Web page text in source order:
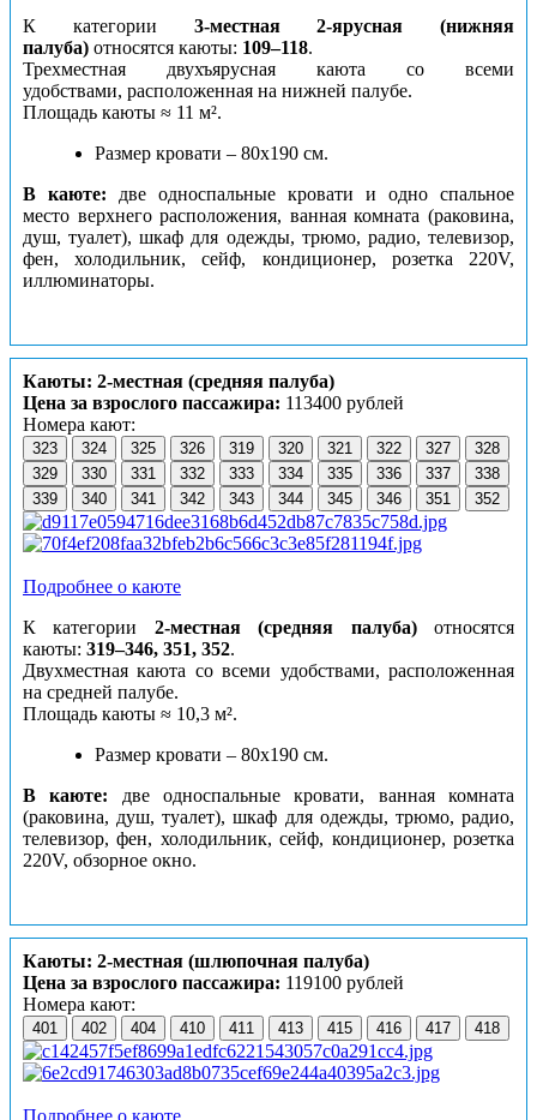
К категории 3-местная 2-ярусная (нижняя
палуба) относятся каюты: 109–118.
Трехместная двухъярусная каюта со всеми
удобствами, расположенная на нижней палубе.
Площадь каюты ≈ 11 м².
Размер кровати – 80х190 см.
В каюте: две односпальные кровати и одно спальное
место верхнего расположения, ванная комната (раковина,
душ, туалет), шкаф для одежды, трюмо, радио, телевизор,
фен, холодильник, сейф, кондиционер, розетка 220V,
иллюминаторы.
Каюты: 2-местная (средняя палуба)
Цена за взрослого пассажира: 113400 рублей
Номера кают:
323 324 325 326 319 320 321 322 327
328
329
330 331 332 333 334 335 336 337
338
339
340 341 342 343 344 345 346 351 352
Подробнее о каюте
К категории 2-местная (средняя палуба)относятся
каюты: 319–346, 351, 352.
Двухместная каюта со всеми удобствами, расположенная
на средней палубе.
Площадь каюты ≈ 10,3 м².
Размер кровати – 80х190 см.
В каюте: две односпальные кровати, ванная комната
(раковина, душ, туалет), шкаф для одежды, трюмо, радио,
телевизор, фен, холодильник, сейф, кондиционер, розетка
220V, обзорное окно.
Каюты: 2-местная (шлюпочная палуба)
Цена за взрослого пассажира: 119100 рублей
Номера кают:
401 402 404 410 411 413 415 416 417 418